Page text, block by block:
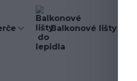
Balkonové lišty do